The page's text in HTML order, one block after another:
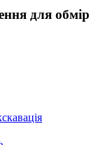
для